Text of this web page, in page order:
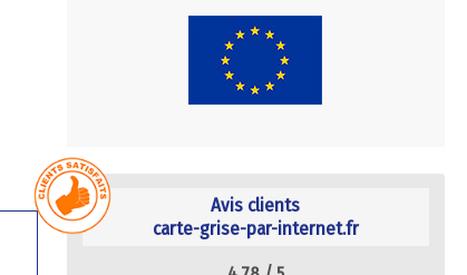
Avis clients
carte-grise-par-internet.fr